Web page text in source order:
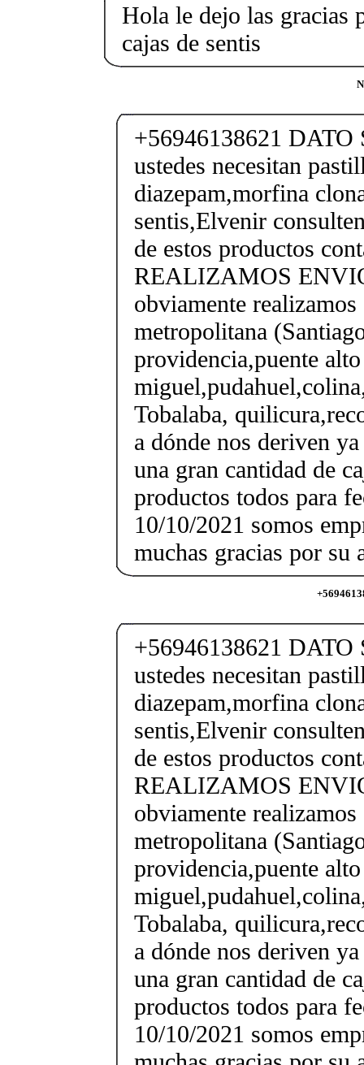
Hola le dejo las gracias
cajas de sentis
+56946138621 DATO
ustedes necesitan
diazepam,morfina
sentis,Elvenir
de estos productos
REALIZAMOS
obviamente
metropolitana
providencia,puente
Tobalaba,
a dónde nos deriven
una gran cantidad de
productos todos para
10/10/2021 somos
muchas gracias por su
+56946138621 DATO
ustedes necesitan
diazepam,morfina
sentis,Elvenir
de estos productos
REALIZAMOS
obviamente
metropolitana
providencia,puente
Tobalaba,
a dónde nos deriven
una gran cantidad de
productos todos para
10/10/2021 somos